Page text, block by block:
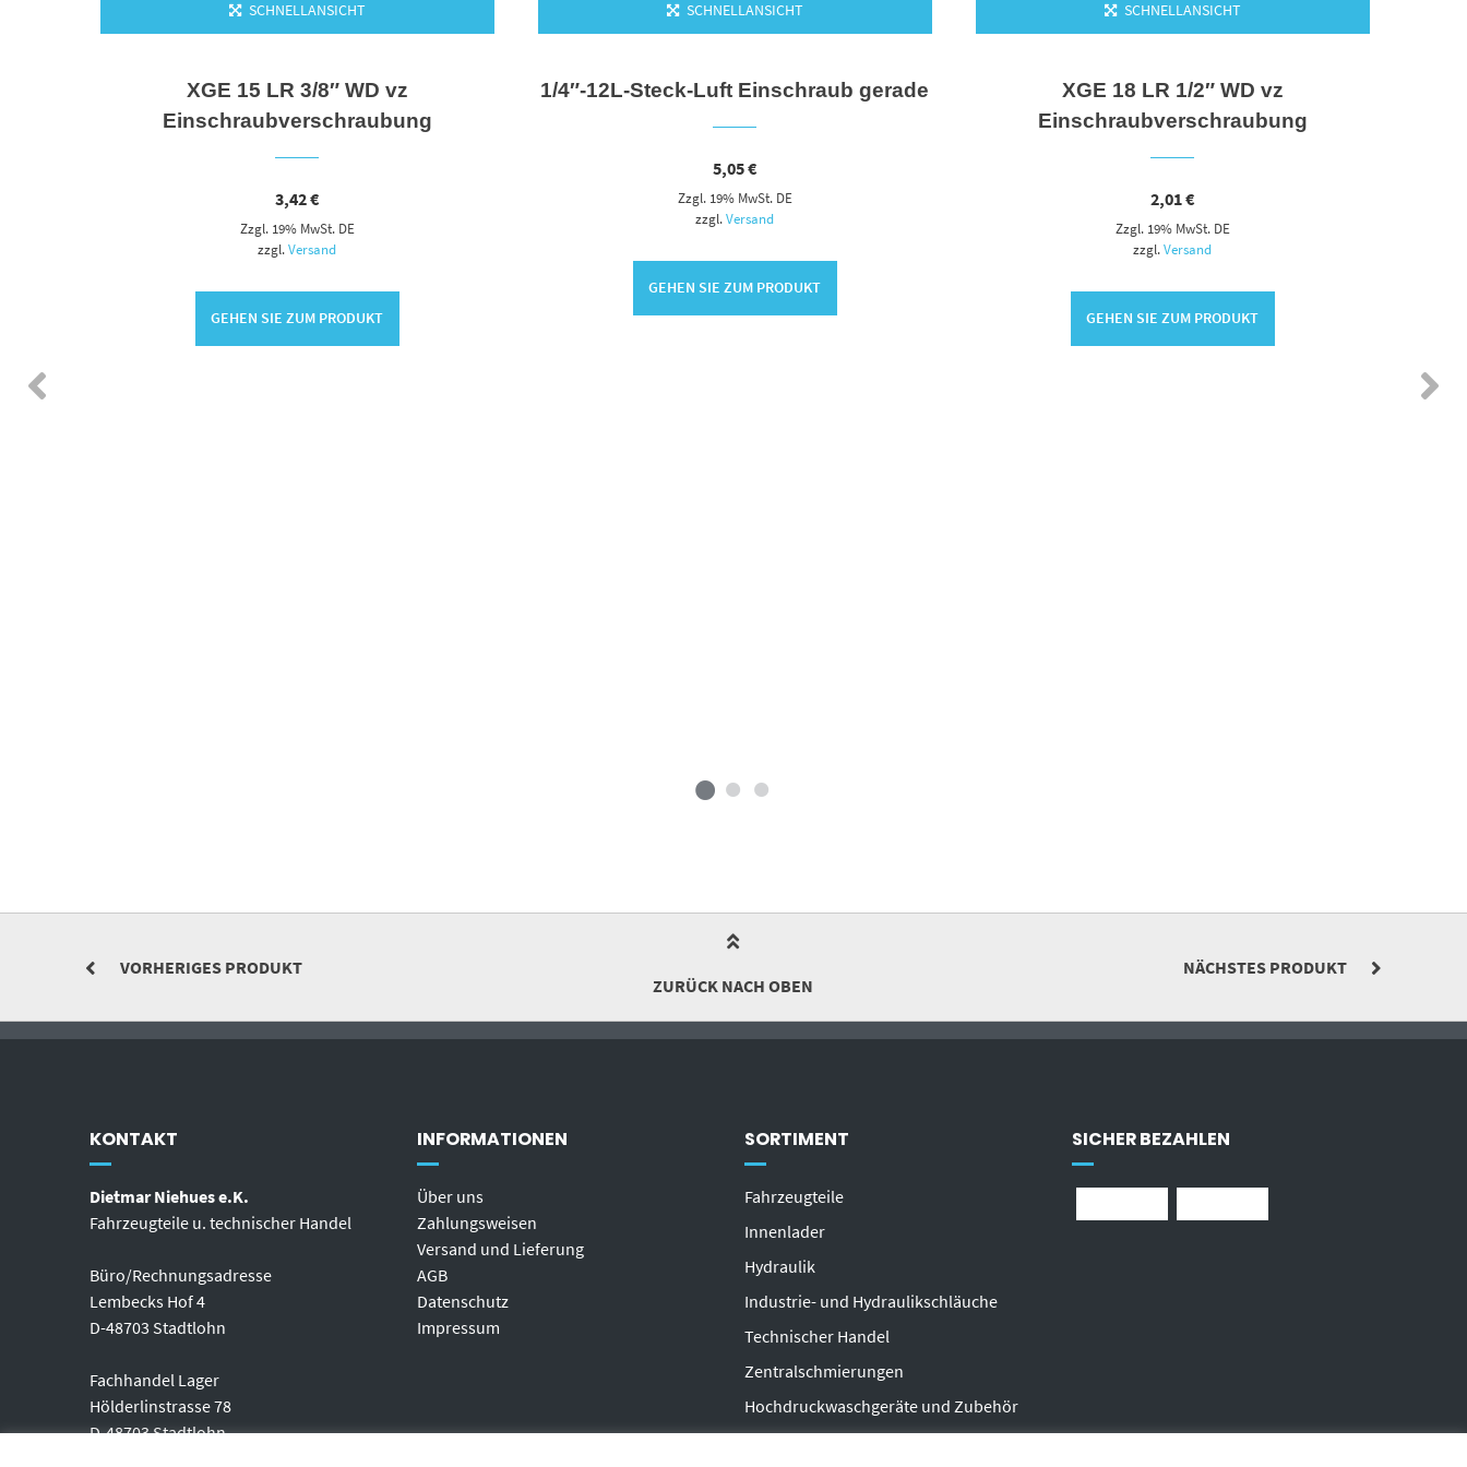
SCHNELLANSICHT
XGE 15 LR 3/8″ WD vz
Einschraubverschraubung
3,42€
Zzgl. 19% MwSt. DE
zzgl.Versand
GEHEN SIE ZUM PRODUKT
SCHNELLANSICHT
1/4″-12L-Steck-Luft Einschraub gerade
5,05€
Zzgl. 19% MwSt. DE
zzgl.Versand
GEHEN SIE ZUM PRODUKT
SCHNELLANSICHT
XGE 18 LR 1/2″ WD vz
Einschraubverschraubung
2,01€
Zzgl. 19% MwSt. DE
zzgl.Versand
GEHEN SIE ZUM PRODUKT
VORHERIGES PRODUKT
NÄCHSTES PRODUKT
ZURÜCK NACH OBEN
KONTAKT
Dietmar Niehues e.K.
Fahrzeugteile u. technischer Handel
Büro/Rechnungsadresse
Lembecks Hof 4
D-48703 Stadtlohn
Fachhandel Lager
Hölderlinstrasse 78
D-48703 Stadtlohn
INFORMATIONEN
Über uns
Zahlungsweisen
Versand und Lieferung
AGB
Datenschutz
Impressum
SORTIMENT
Fahrzeugteile
Innenlader
Hydraulik
Industrie- und Hydraulikschläuche
Technischer Handel
Zentralschmierungen
Hochdruckwaschgeräte und Zubehör
SICHER BEZAHLEN